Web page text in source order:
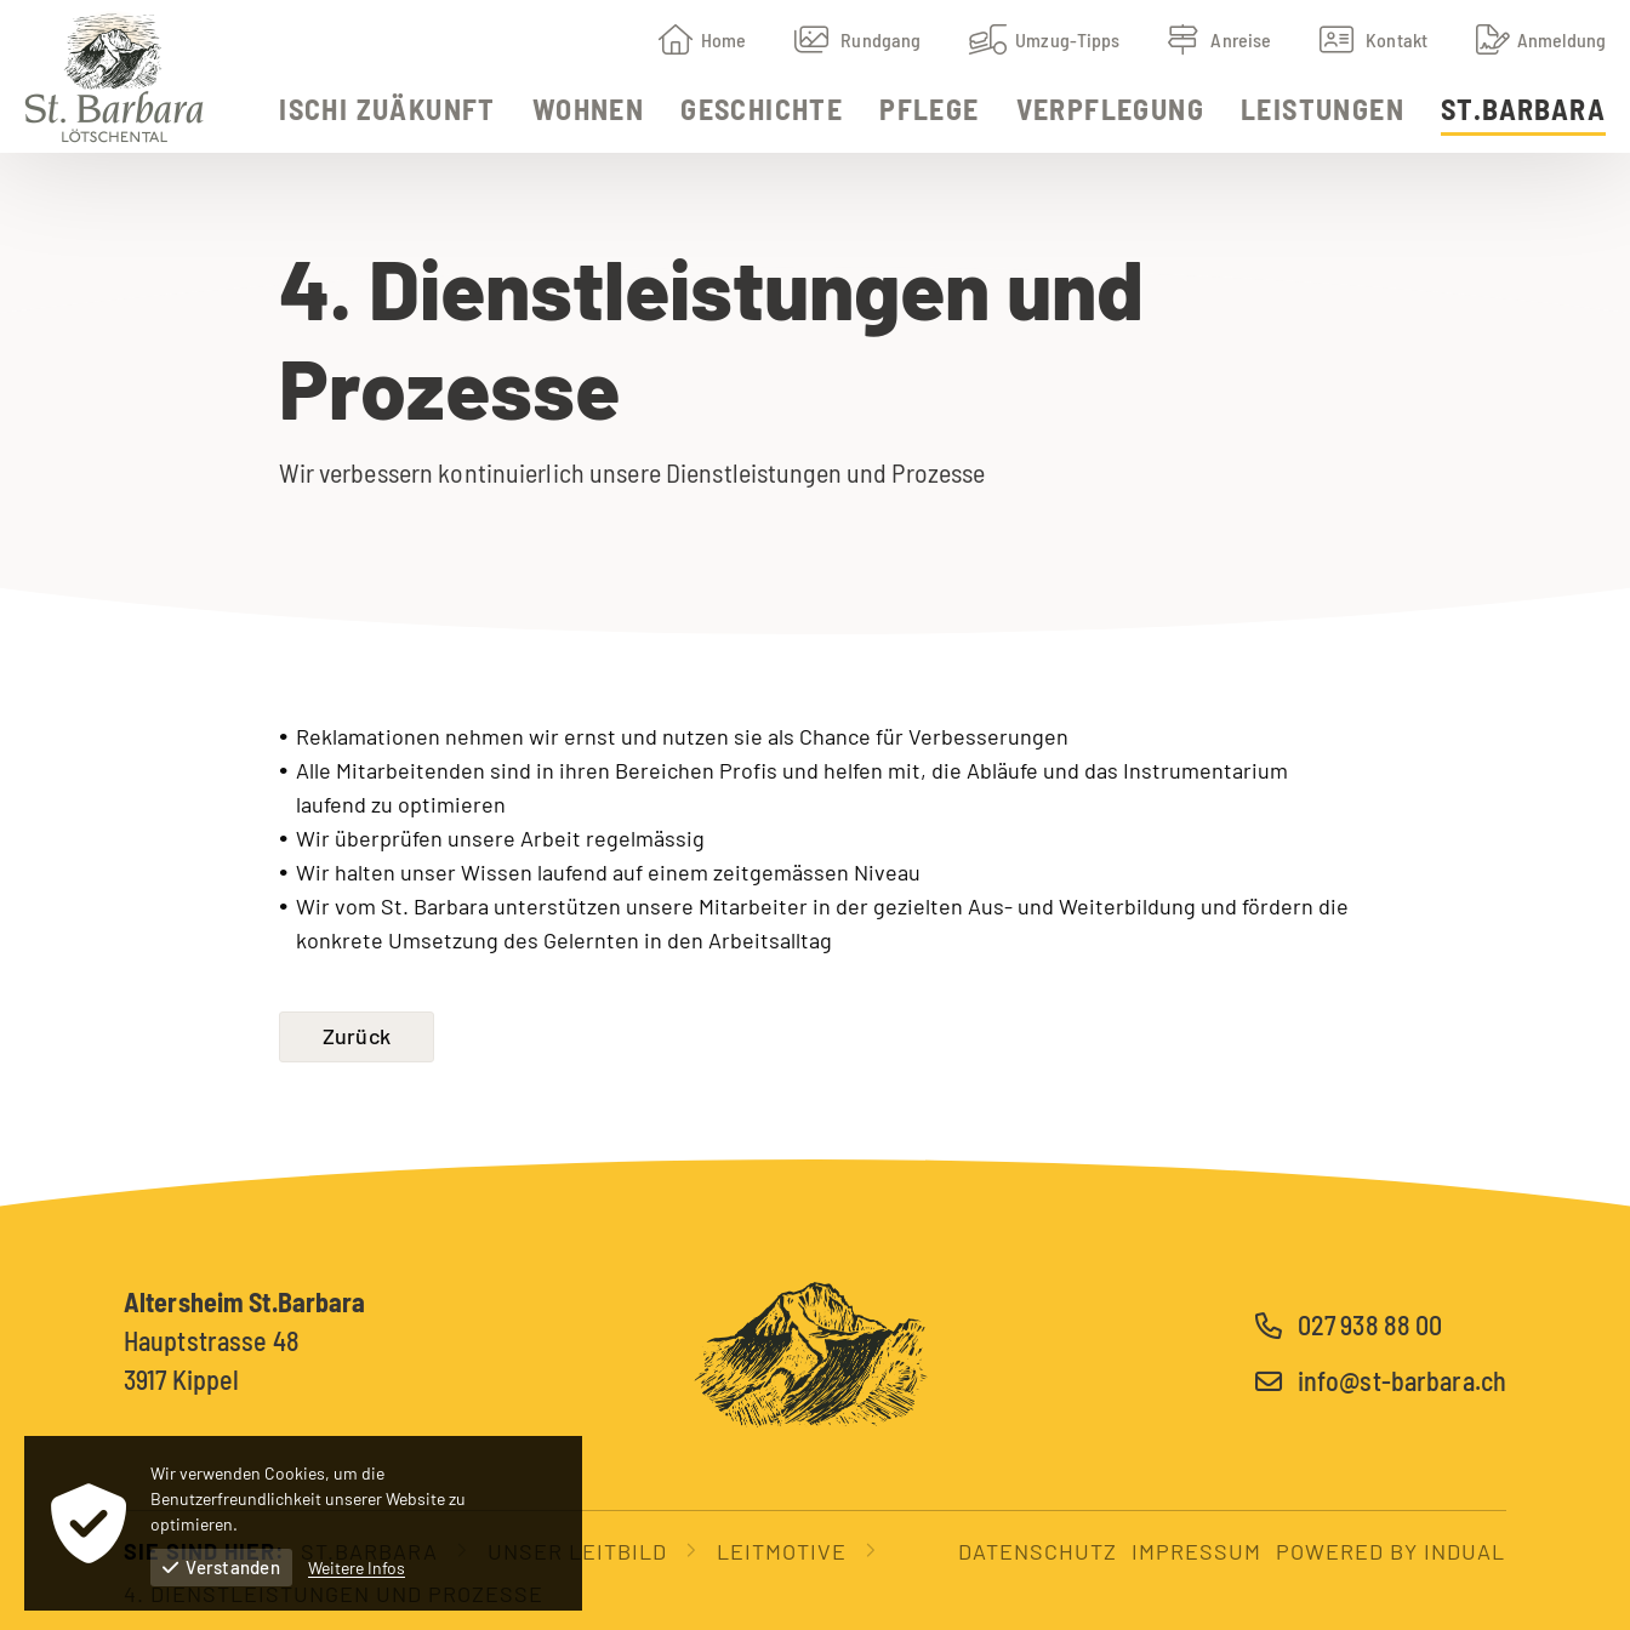
Home Rundgang Umzug-Tipps Anreise Kontakt Anmeldung
ISCHI ZUÄKUNFT WOHNEN GESCHICHTE PFLEGE VERPFLEGUNG LEISTUNGEN ST.BARBARA
4. Dienstleistungen und
Prozesse
Wir verbessern kontinuierlich unsere Dienstleistungen und Prozesse
Reklamationen nehmen wir ernst und nutzen sie als Chance für Verbesserungen
Alle Mitarbeitenden sind in ihren Bereichen Profis und helfen mit, die Abläufe und das Instrumentarium
laufend zu optimieren
Wir überprüfen unsere Arbeit regelmässig
Wir halten unser Wissen laufend auf einem zeitgemässen Niveau
Wir vom St. Barbara unterstützen unsere Mitarbeiter in der gezielten Aus- und Weiterbildung und fördern die
konkrete Umsetzung des Gelernten in den Arbeitsalltag
Zurück
Altersheim St.Barbara
Hauptstrasse 48
3917 Kippel
027 938 88 00
info@st-barbara.ch
SIE SIND HIER: UNSER LEITBILD
LEITMOTIVE
4. DIENSTLEISTUNGEN UND PROZESSE
DATENSCHUTZ IMPRESSUM POWERED BY INDUAL
Wir verwenden Cookies, um die
Benutzerfreundlichkeit unserer Website zu
optimieren.
Verstanden Weitere Infos